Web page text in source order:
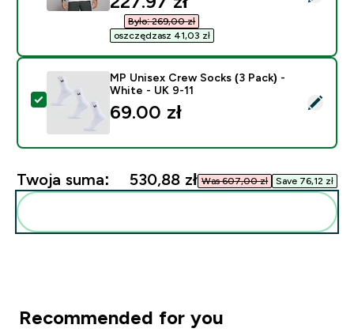
Było: 269,00 zł‎
oszczędzasz 41,03 zł‎
Wybierz ten produkt - MP Unisex Crew Socks (3
MP Unisex Crew Socks (3 Pack) -
White - UK 9-11
69.00 zł‎
Twoja suma: 530,88 zł‎ Was 607,00 zł‎ Save 76,12 zł‎
Recommended for you